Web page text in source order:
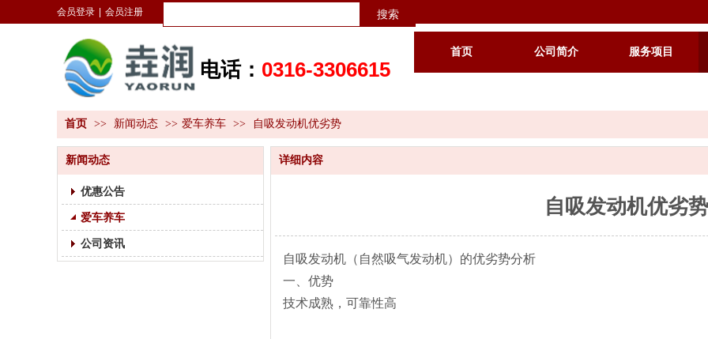
电话： 0316-3306615
搜索
首页 公司简介 服务项目
会员登录 会员注册
首页 >> 新闻动态 >> 爱车养车 >> 自吸发动机优劣势
新闻动态
优惠公告
爱车养车
公司资讯
详细内容
自吸发动机优劣势
自吸发动机（自然吸气发动机）的优劣势分析
一、优势
技术成熟，可靠性高